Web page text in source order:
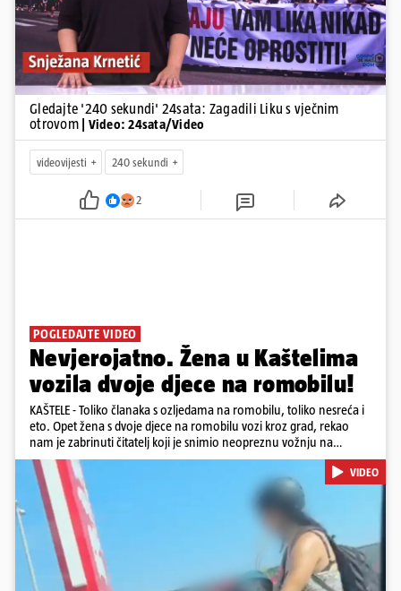
Gledajte '240 sekundi' 24sata: Zagadili Liku s vječnim
otrovom
| Video: 24sata/Video
videovijesti 240 sekundi
2
POGLEDAJTE VIDEO
Nevjerojatno. Žena u Kaštelima
vozila dvoje djece na romobilu!
KAŠTELE - Toliko članaka s ozljedama na romobilu, toliko nesreća i
eto. Opet žena s dvoje djece na romobilu vozi kroz grad, rekao
nam je zabrinuti čitatelj koji je snimio neopreznu vožnju na
romobilu u četvrtak prijepodne kroz Kaštele. Podsjetimo, mjesec i
pol od smrti dječaka (14) u Metkoviću, pad s električnog romobila
odnio je još jedan mladi život. Unatoč naporima liječnika KBC-a
Zagreb, u ponedjeljak maloljetnik je podlegao ozljedama
zadobivenima u padu s romobila.
Pokretanje videa...
VIDEO